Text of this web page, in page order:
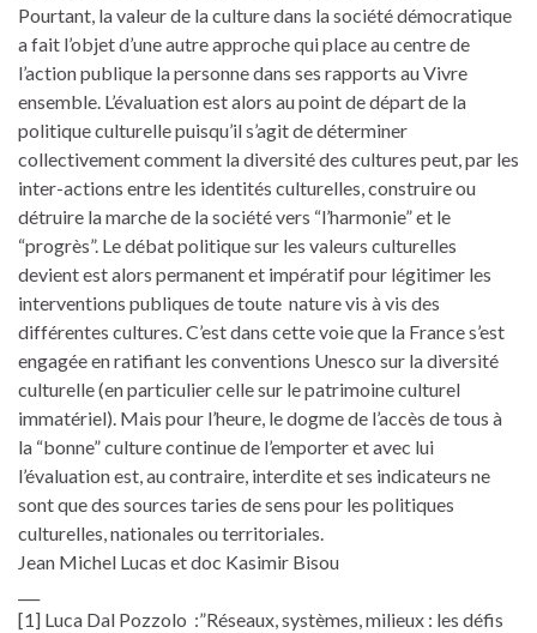
Pourtant, la valeur de la culture dans la société démocratique
a fait l’objet d’une autre approche qui place au centre de
l’action publique la personne dans ses rapports au Vivre
ensemble. L’évaluation est alors au point de départ de la
politique culturelle puisqu’il s’agit de déterminer
collectivement comment la diversité des cultures peut, par les
inter-actions entre les identités culturelles, construire ou
détruire la marche de la société vers “l’harmonie” et le
“progrès”. Le débat politique sur les valeurs culturelles
devient est alors permanent et impératif pour légitimer les
interventions publiques de toute nature vis à vis des
différentes cultures. C’est dans cette voie que la France s’est
engagée en ratifiant les conventions Unesco sur la diversité
culturelle (en particulier celle sur le patrimoine culturel
immatériel). Mais pour l’heure, le dogme de l’accès de tous à
la “bonne” culture continue de l’emporter et avec lui
l’évaluation est, au contraire, interdite et ses indicateurs ne
sont que des sources taries de sens pour les politiques
culturelles, nationales ou territoriales.
Jean Michel Lucas et doc Kasimir Bisou
[1] Luca Dal Pozzolo :”Réseaux, systèmes, milieux : les défis